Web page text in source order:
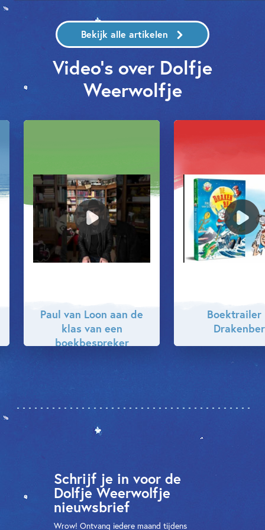
Bekijk alle artikelen
Video's over Dolfje
Weerwolfje
Paul van Loon aan de
klas van een
boekbespreker
Boektrailer
Schrijf je in voor de
Dolfje Weerwolfje
nieuwsbrief
Wrow! Ontvang iedere maand tijdens